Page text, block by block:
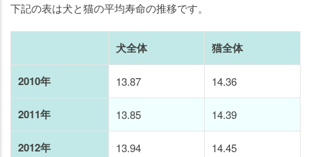
下記の表は犬と猫の平均寿命の推移です。
犬全体 猫全体
2010年 13.87 14.36
2011年 13.85 14.39
2012年 13.94 14.45